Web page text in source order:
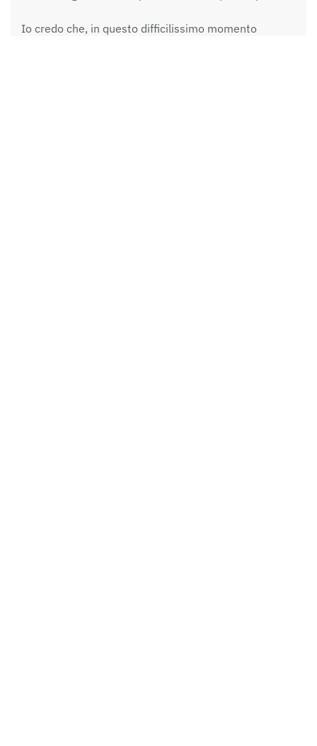
Io credo che, in questo difficilissimo momento